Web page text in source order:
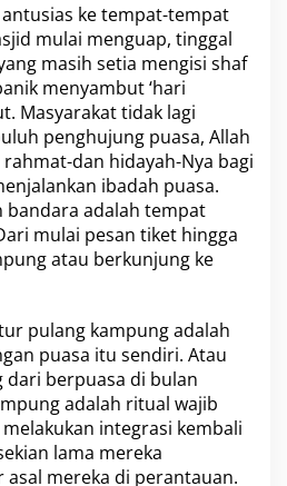
ke tempat-tempat
mulai menguap, tinggal
masih setia mengisi shaf
menyambut ‘hari
Masyarakat tidak lagi
penghujung puasa, Allah
dan hidayah-Nya bagi
ibadah puasa.
bandara adalah tempat
mulai pesan tiket hingga
atau berkunjung ke
pulang kampung adalah
puasa itu sendiri. Atau
dari berpuasa di bulan
adalah ritual wajib
integrasi kembali
lama mereka
mereka di perantauan.